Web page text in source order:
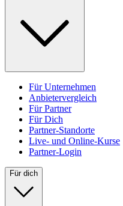
Für Unternehmen
Anbietervergleich
Für Partner
Für Dich
Partner-Standorte
Live- und Online-Kurse
Partner-Login
Für dich